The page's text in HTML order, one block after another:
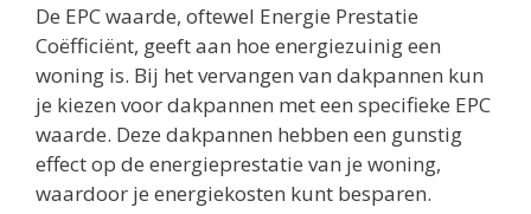
De EPC waarde, oftewel Energie Prestatie
Coëfficiënt, geeft aan hoe energiezuinig een
woning is. Bij het vervangen van dakpannen kun
je kiezen voor dakpannen met een specifieke EPC
waarde. Deze dakpannen hebben een gunstig
effect op de energieprestatie van je woning,
waardoor je energiekosten kunt besparen.